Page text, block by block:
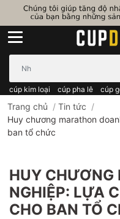
cúp kim loại cúp pha lê cúp
Trang chủ / Tin tức /
Huy chương marathon
ban tổ chức
HUY CHƯƠNG
NGHIỆP: LỰA
CHO BAN TỔ